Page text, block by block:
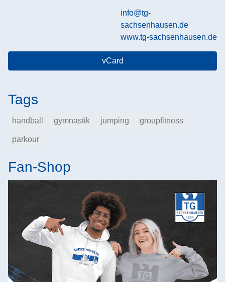
info@tg-
sachsenhausen.de
www.tg-sachsenhausen.de
vCard
Tags
handball gymnastik jumping groupfitness
parkour
Fan-Shop